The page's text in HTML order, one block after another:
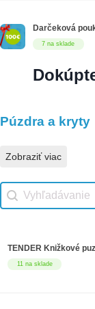
7 na sklade
Darčeková
8 na sklade
Vhodné
Púzdra a kryty
Zobraziť viac
Vhodné
Search content
11 na sklade
TENDER Knižkové